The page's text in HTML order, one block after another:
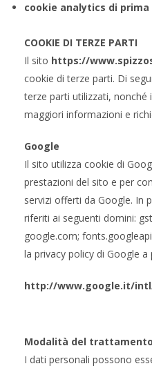
cookie analytics di
COOKIE DI TERZE PARTI
Il sito https://
cookie di terze parti. Di
terze parti utilizzati, nonché
maggiori informazioni e
Google
Il sito utilizza cookie di
prestazioni del sito e per
servizi offerti da Google. In
riferiti ai seguenti domini:
google.com;
la privacy policy di Google
http://www.google.it/
Modalità del trattamento
I dati personali possono